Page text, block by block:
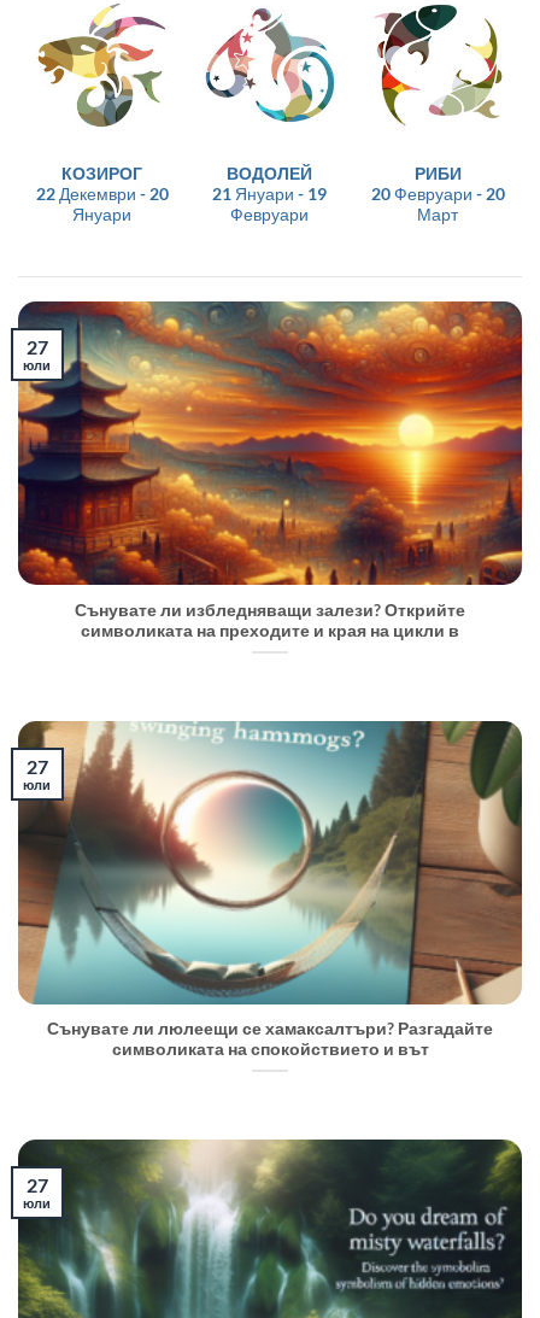
КОЗИРОГ
22 Декември - 20
Януари
ВОДОЛЕЙ
21 Януари - 19
Февруари
РИБИ
20 Февруари - 20
Март
Сънувате ли избледняващи залези? Открийте
символиката на преходите и края на цикли в
27
юли
Сънувате ли люлеещи се хамаксалтъри? Разгадайте
символиката на спокойствието и вът
27
юли
27
юли